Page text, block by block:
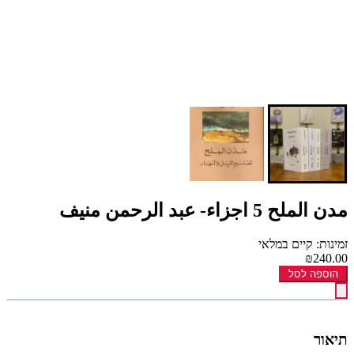
مدن الملح 5 اجزاء- عبد الرحمن منيف
זמינות: קיים במלאי
₪240.00
הוספה לסל
תיאור